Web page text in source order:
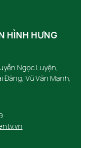
HÌNH HƯNG
Ngọc Luyện,
Đăng, Vũ Văn Mạnh,